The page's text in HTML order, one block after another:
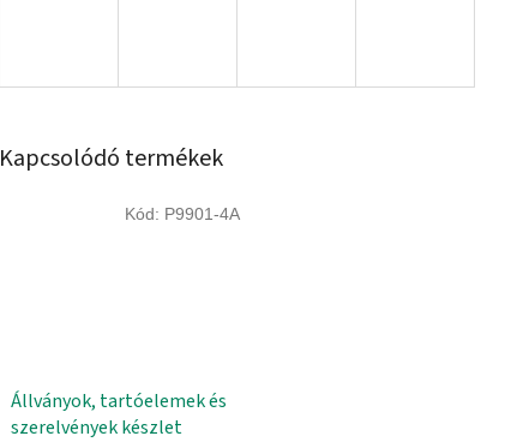
Kapcsolódó termékek
Állványok, tartóelemek és
szerelvények készlet
Kód: P9901-4A